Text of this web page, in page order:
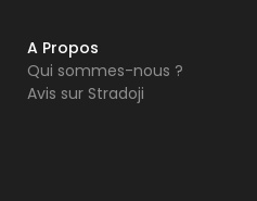
A Propos
Qui sommes-nous ?
Avis sur Stradoji